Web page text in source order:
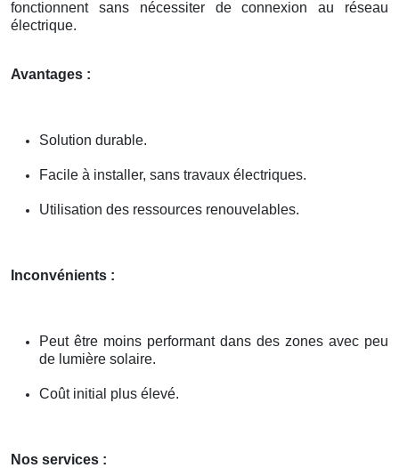
fonctionnent sans nécessiter de connexion au réseau
électrique.
Avantages :
Solution durable.
Facile à installer, sans travaux électriques.
Utilisation des ressources renouvelables.
Inconvénients :
Peut être moins performant dans des zones avec peu
de lumière solaire.
Coût initial plus élevé.
Nos services :